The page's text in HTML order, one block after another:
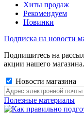
Хиты продаж
Рекомендуем
Новинки
Подписка на новости
Подпишитесь на
акции нашего магазина.
Новости магазина
Полезные материалы